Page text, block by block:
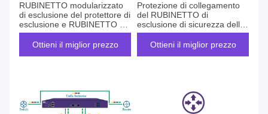
RUBINETTO modularizzato
di esclusione del protettore di
esclusione e RUBINETTO di
Ethernet per politica di
SpecFlow
Ottieni il miglior prezzo
Protezione di collegamento
del RUBINETTO di
esclusione di sicurezza della
rete per traffico strategico del
mediatore del pacchetto
Ottieni il miglior prezzo